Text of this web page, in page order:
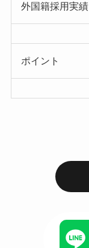
外国籍採用実績
ポイント